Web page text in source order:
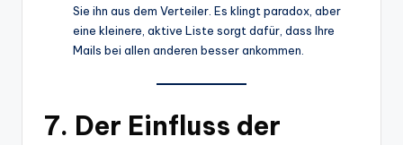
Sie ihn aus dem Verteiler. Es klingt paradox, aber
eine kleinere, aktive Liste sorgt dafür, dass Ihre
Mails bei allen anderen besser ankommen.
7. Der Einfluss der